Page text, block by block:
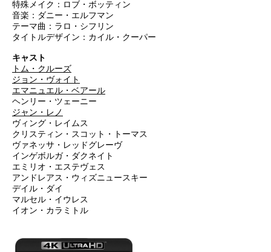
特殊メイク：ロブ・ボッティン
音楽：ダニー・エルフマン
テーマ曲：ラロ・シフリン
タイトルデザイン：カイル・クーパー
キャスト
トム・クルーズ
ジョン・ヴォイト
エマニュエル・ベアール
ヘンリー・ツェーニー
ジャン・レノ
ヴィング・レイムス
クリスティン・スコット・トーマス
ヴァネッサ・レッドグレーヴ
インゲボルガ・ダクネイト
エミリオ・エステヴェス
アンドレアス・ウィズニュースキー
デイル・ダイ
マルセル・イウレス
イオン・カラミトル